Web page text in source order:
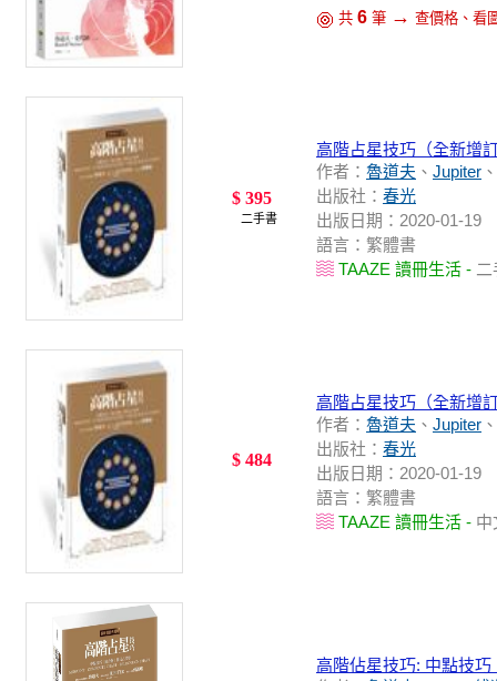
共 6 筆 → 查價格、看
$ 395
二手書
高階占星技巧（全新增
作者： 魯道夫 、 Jupiter 、
出版社： 春光
出版日期：2020-01-19
語言：繁體書
TAAZE 讀冊生活 -
$ 484
高階占星技巧（全新增
作者： 魯道夫 、 Jupiter 、
出版社： 春光
出版日期：2020-01-19
語言：繁體書
TAAZE 讀冊生活 -
高階佔星技巧: 中點技